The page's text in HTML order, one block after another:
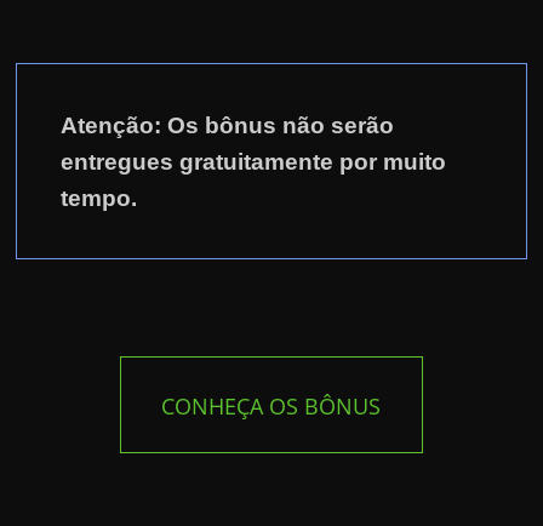
Atenção: Os bônus não serão
entregues gratuitamente por muito
tempo.
CONHEÇA OS BÔNUS